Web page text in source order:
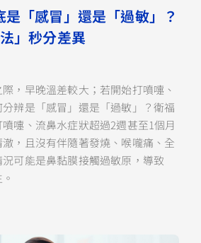
「感冒」還是「過敏」？
」秒分差異
，早晚溫差較大；若開始打噴嚏、
辨是「感冒」還是「過敏」？衛福
嚏、流鼻水症狀超過2週甚至1個月
，且沒有伴隨著發燒、喉嚨痛、全
可能是鼻黏膜接觸過敏原，導致